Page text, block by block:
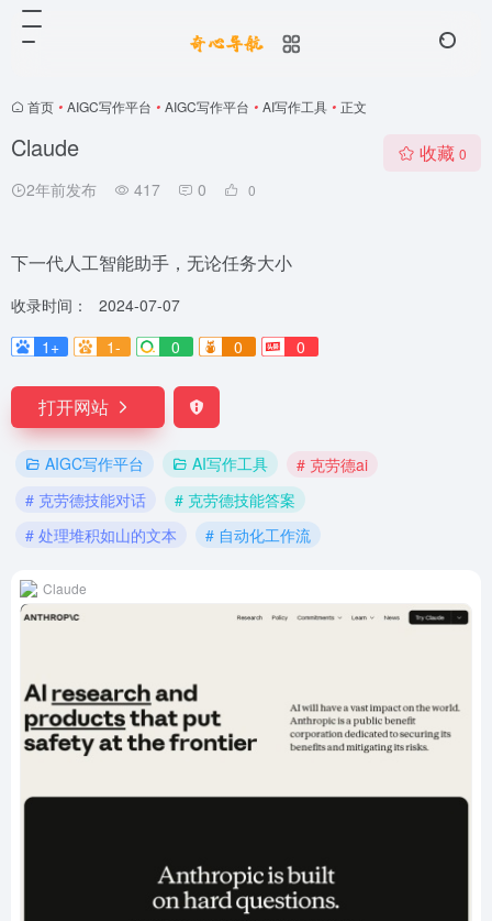
首页 • AIGC写作平台 • AIGC写作平台 • AI写作工具 • 正文
Claude
2年前发布 417 0 0
收藏 0
下一代人工智能助手，无论任务大小
收录时间：
2024-07-07
1+
1- 0 0 0
打开网站
AIGC写作平台 AI写作工具
# 克劳德ai
# 克劳德技能对话
# 克劳德技能答案
# 处理堆积如山的文本
# 自动化工作流
Claude